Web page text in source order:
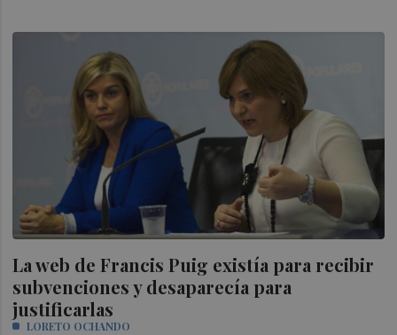
La web de Francis Puig existía para recibir
subvenciones y desaparecía para
justificarlas
LORETO OCHANDO